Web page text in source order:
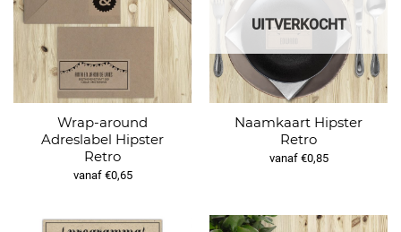
Wrap-around
Adreslabel Hipster
Retro
vanaf €0,65
UITVERKOCHT
Naamkaart Hipster
Retro
vanaf €0,85